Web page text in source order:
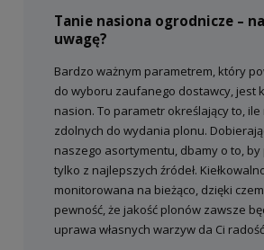
Tanie nasiona ogrodnicze –
uwagę?
Bardzo ważnym parametrem, który
do wyboru zaufanego dostawcy, jest
nasion. To parametr określający to,
zdolnych do wydania plonu.
naszego asortymentu, dbamy o to, by
tylko z najlepszych źródeł.
monitorowana na bieżąco, dzięki
pewność, że jakość plonów zawsze
uprawa własnych warzyw da Ci